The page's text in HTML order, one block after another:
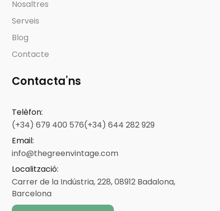
Nosaltres
Serveis
Blog
Contacte
Contacta'ns
Telèfon:
(+34) 679 400 576(+34) 644 282 929
Email:
info@thegreenvintage.com
Localització:
Carrer de la Indústria, 228, 08912 Badalona,
Barcelona